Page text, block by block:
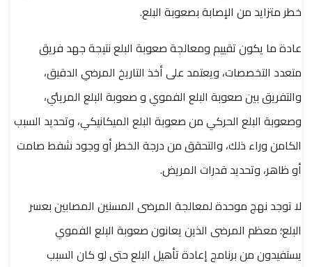
خطر متزايد من الإصابة بصعوبة البلع.
عادة ما يكون تقييم ومعالجة صعوبة البلع نتيجة جهد فريق
متعدد التخصصات، ويعتمد على أخذ التاريخ المرضي الدقيق،
والتفريق بين صعوبة البلع الفموي و صعوبة البلع المريئي،
وصعوبة البلع الحركي من صعوبة البلع الميكانيكي، وتحديد السبب
الكامن وراء ذلك، والتحقق من درجة الخطر أو وجود شفط صامت
أو ظاهر، وتحديد قدرات المريض.
لا توجد نهج موحدة لمعالجة المرضى المسنين المصابين بعسر
البلع؛ معظم المرضى الذين يعانون صعوبة البلع الفموي
يستفيدون من برنامج إعادة تأهيل البلع حتى لو كان السبب